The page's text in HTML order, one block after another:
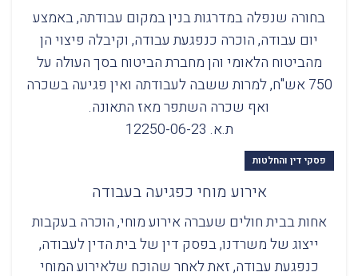
בחורה שנפלה במדרגות בנין במקום עבודתה, באמצע
יום עבודה, הוכרה כנפגעת עבודה, וקיבלה פיצוי הן
מהביטוח הלאומי והן מחברת הביטוח בסך העולה על
750 אש"ח, למרות ששבה לעבודתה ואין פגיעה בשכרה
ואף שכרה השתפר מאז התאונה.
ת.א. 12250-06-23
פסקי דין והחלטות
אירוע מוחי כפגיעה בעבודה
אחות בבית חולים שעברה אירוע מוחי, הוכרה בעקבות
ייצוג של משרדנו, בפסק דין של בית הדין לעבודה,
כנפגעת עבודה, זאת לאחר שהוכח שלאירוע המוחי